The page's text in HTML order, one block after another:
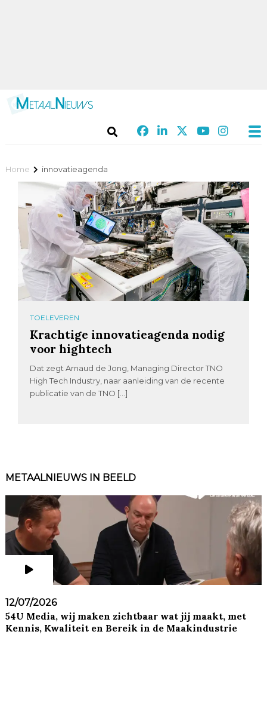
Home innovatieagenda
TOELEVEREN
Krachtige innovatieagenda nodig
voor hightech
Dat zegt Arnaud de Jong, Managing Director TNO
High Tech Industry, naar aanleiding van de recente
publicatie van de TNO […]
METAALNIEUWS IN BEELD
12/07/2026
54U Media, wij maken zichtbaar wat jij maakt, met
Kennis, Kwaliteit en Bereik in de Maakindustrie